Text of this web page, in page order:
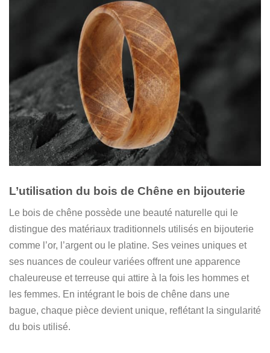
L’utilisation du bois de Chêne en bijouterie
Le bois de chêne possède une beauté naturelle qui le
distingue des matériaux traditionnels utilisés en bijouterie
comme l’or, l’argent ou le platine. Ses veines uniques et
ses nuances de couleur variées offrent une apparence
chaleureuse et terreuse qui attire à la fois les hommes et
les femmes. En intégrant le bois de chêne dans une
bague, chaque pièce devient unique, reflétant la singularité
du bois utilisé.